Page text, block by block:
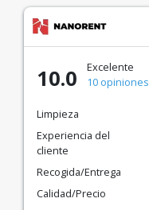
10.0
Excelente
10 opiniones
Limpieza
Experiencia del
cliente
Recogida/Entrega
Calidad/Precio